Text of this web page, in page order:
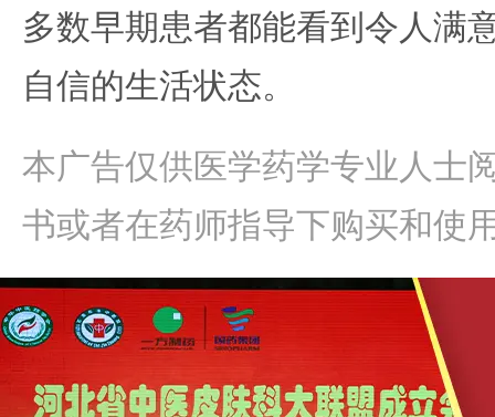
多数早期患者都能看到令人满
自信的生活状态。
本广告仅供医学药学专业人士
书或者在药师指导下购买和使